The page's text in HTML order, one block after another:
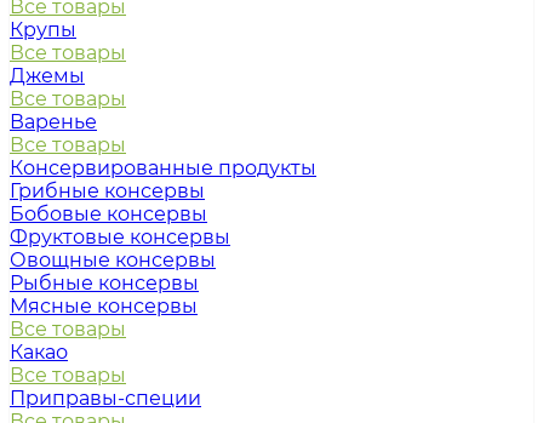
Все товары
Крупы
Все товары
Джемы
Все товары
Варенье
Все товары
Консервированные продукты
Грибные консервы
Бобовые консервы
Фруктовые консервы
Овощные консервы
Рыбные консервы
Мясные консервы
Все товары
Какао
Все товары
Приправы-специи